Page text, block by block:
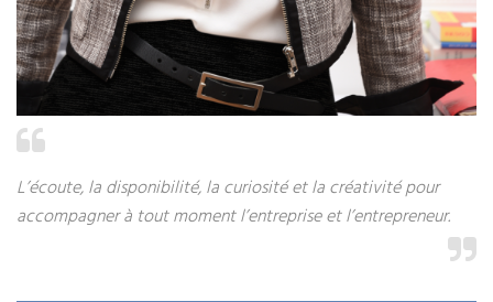
L’écoute, la disponibilité, la curiosité et la créativité pour
accompagner à tout moment l’entreprise et l’entrepreneur.